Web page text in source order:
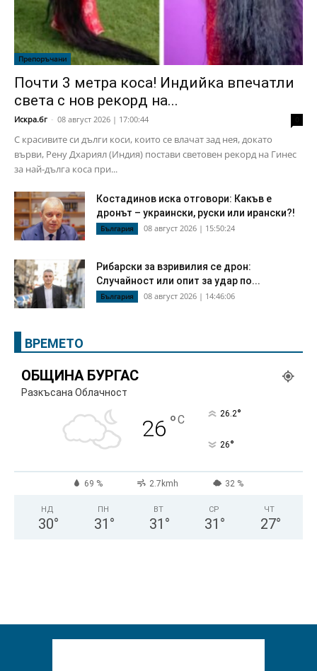
Препоръчани
Почти 3 метра коса! Индийка впечатли
света с нов рекорд на...
Искра.бг - 08 август 2026 | 17:00:44
С красивите си дълги коси, които се влачат зад нея, докато
върви, Рену Дхариял (Индия) постави световен рекорд на Гинес
за най-дълга коса при...
Костадинов иска отговори: Какъв е
дронът – украински, руски или ирански?!
България 08 август 2026 | 15:50:24
Рибарски за взривилия се дрон:
Случайност или опит за удар по...
България 08 август 2026 | 14:46:06
ВРЕМЕТО
ОБЩИНА БУРГАС
Разкъсана Облачност
26 °C 26.2°
26°
69 % 2.7kmh 32 %
НД
30°
ПН
31 °
ВТ
31 °
СР
31 °
ЧТ
27°